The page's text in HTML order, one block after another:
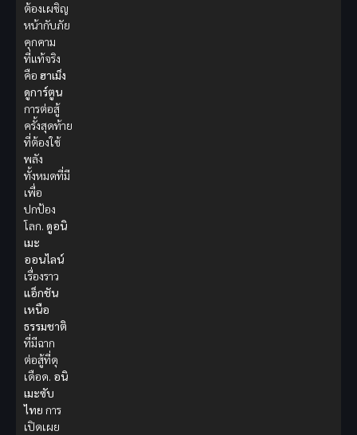
ต้องเผชิญ
หน้ากับภัย
คุกคาม
ที่แท้จริง
คือ ฮาเม็ง
ดูการ์ตูน
การต่อสู้
ครั้งสุดท้าย
ที่ต้องใช้
พลัง
ทั้งหมดที่มี
เพื่อ
ปกป้อง
โลก. ดูอนิ
เมะ
ออนไลน์
เรื่องราว
แอ็กชัน
เหนือ
ธรรมชาติ
ที่มีฉาก
ต่อสู้ที่ดุ
เดือด. อนิ
เมะซับ
ไทย การ
เปิดเผย